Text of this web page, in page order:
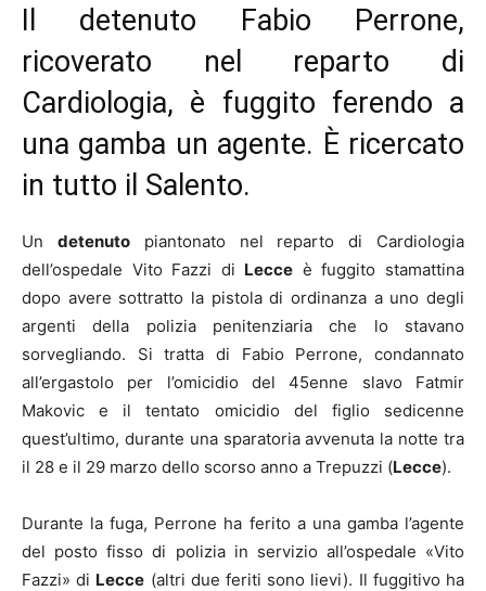
Il detenuto Fabio Perrone,
ricoverato nel reparto di
Cardiologia, è fuggito ferendo a
una gamba un agente. È ricercato
in tutto il Salento.
Un detenutopiantonato nel reparto di Cardiologia
dell’ospedale Vito Fazzi di Lecce è fuggito stamattina
dopo avere sottratto la pistola di ordinanza a uno degli
argenti della polizia penitenziaria che lo stavano
sorvegliando. Si tratta di Fabio Perrone, condannato
all’ergastolo per l’omicidio del 45enne slavo Fatmir
Makovic e il tentato omicidio del figlio sedicenne
quest’ultimo, durante una sparatoria avvenuta la notte tra
il 28 e il 29 marzo dello scorso anno a Trepuzzi (Lecce).
Durante la fuga, Perrone ha ferito a una gamba l’agente
del posto fisso di polizia in servizio all’ospedale «Vito
Fazzi» di Lecce (altri due feriti sono lievi). Il fuggitivo ha